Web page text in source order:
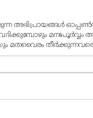
അഭിപ്രായങ്ങള്‍
മനഃപൂര്‍വ്വം
മതവൈരം